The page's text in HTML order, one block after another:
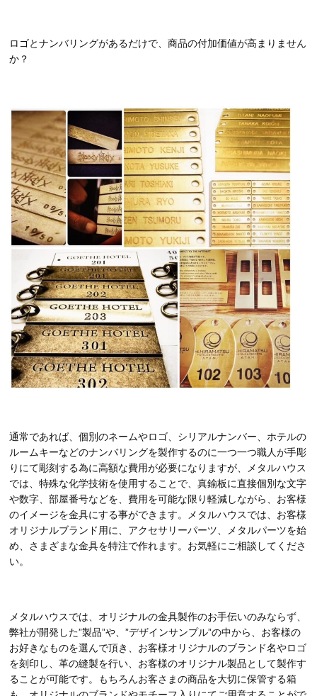
ロゴとナンバリングがあるだけで、商品の付加価値が高まりません
か？
通常であれば、個別のネームやロゴ、シリアルナンバー、ホテルの
ルームキーなどのナンバリングを製作するのに一つ一つ職人が手彫
りにて彫刻する為に高額な費用が必要になりますが、メタルハウス
では、特殊な化学技術を使用することで、真鍮板に直接個別な文字
や数字、部屋番号などを、費用を可能な限り軽減しながら、お客様
のイメージを金具にする事ができます。メタルハウスでは、お客様
オリジナルブランド用に、アクセサリーパーツ、メタルパーツを始
め、さまざまな金具を特注で作れます。お気軽にご相談してくださ
い。
メタルハウスでは、オリジナルの金具製作のお手伝いのみならず、
弊社が開発した”製品”や、”デザインサンプル”の中から、お客様の
お好きなものを選んで頂き、お客様オリジナルのブランド名やロゴ
を刻印し、革の縫製を行い、お客様のオリジナル製品として製作す
ることが可能です。もちろんお客さまの商品を大切に保管する箱